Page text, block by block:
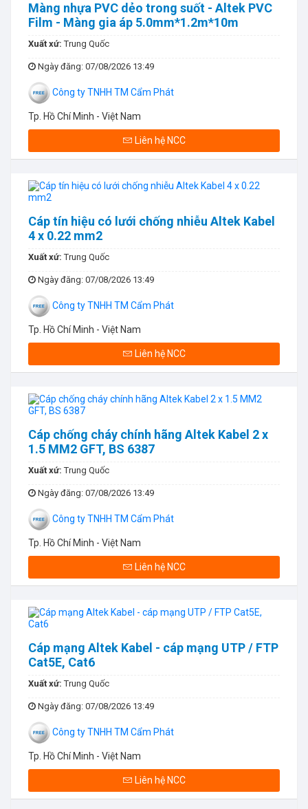
Màng nhựa PVC dẻo trong suốt - Altek PVC
Film - Màng gia áp 5.0mm*1.2m*10m
Xuất xứ:Trung Quốc
Ngày đăng: 07/08/2026 13:49
Công ty TNHH TM Cẩm Phát
Tp. Hồ Chí Minh - Việt Nam
Liên hệ NCC
Cáp tín hiệu có lưới chống nhiễu Altek Kabel
4 x 0.22 mm2
Xuất xứ:Trung Quốc
Ngày đăng: 07/08/2026 13:49
Công ty TNHH TM Cẩm Phát
Tp. Hồ Chí Minh - Việt Nam
Liên hệ NCC
Cáp chống cháy chính hãng Altek Kabel 2 x
1.5 MM2 GFT, BS 6387
Xuất xứ:Trung Quốc
Ngày đăng: 07/08/2026 13:49
Công ty TNHH TM Cẩm Phát
Tp. Hồ Chí Minh - Việt Nam
Liên hệ NCC
Cáp mạng Altek Kabel - cáp mạng UTP / FTP
Cat5E, Cat6
Xuất xứ:Trung Quốc
Ngày đăng: 07/08/2026 13:49
Công ty TNHH TM Cẩm Phát
Tp. Hồ Chí Minh - Việt Nam
Liên hệ NCC